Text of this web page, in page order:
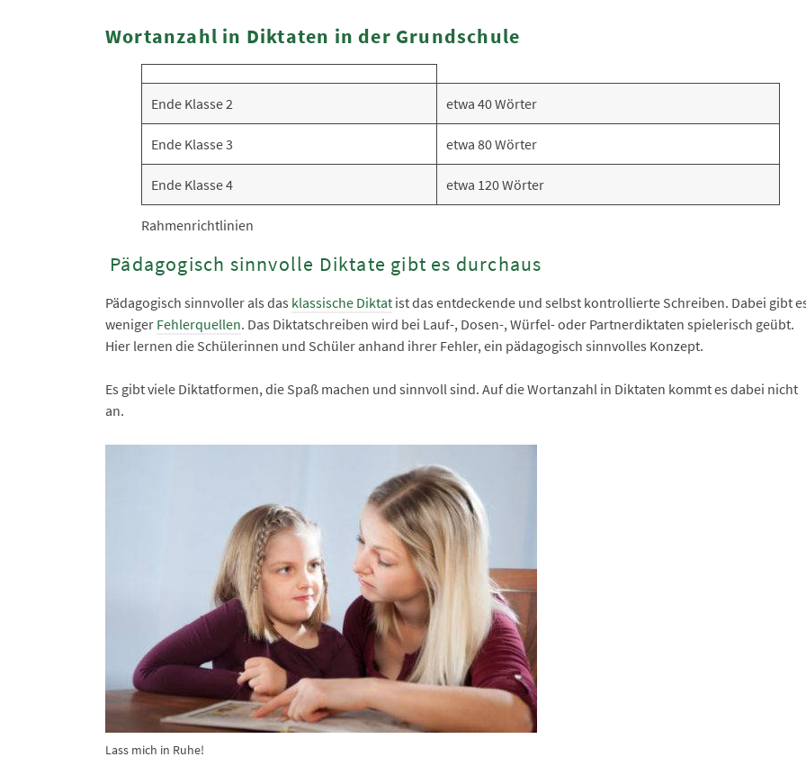
Wortanzahl in Diktaten in der Grundschule
Ende Klasse 2 etwa 40 Wörter
Ende Klasse 3 etwa 80 Wörter
Ende Klasse 4 etwa 120 Wörter
Rahmenrichtlinien
Pädagogisch sinnvolle Diktate gibt es durchaus
Pädagogisch sinnvoller als das klassische Diktat ist das entdeckende und selbst kontrollierte Schreiben. Dabei gibt
weniger Fehlerquellen. Das Diktatschreiben wird bei Lauf-, Dosen-, Würfel- oder Partnerdiktaten spielerisch geübt.
Hier lernen die Schülerinnen und Schüler anhand ihrer Fehler, ein pädagogisch sinnvolles Konzept.
Es gibt viele Diktatformen, die Spaß machen und sinnvoll sind. Auf die Wortanzahl in Diktaten kommt es dabei nicht
an.
Lass mich in Ruhe!